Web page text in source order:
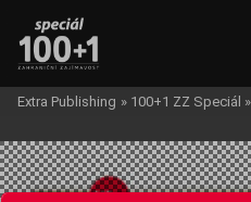
Extra Publishing » 100+1 ZZ Speciál »